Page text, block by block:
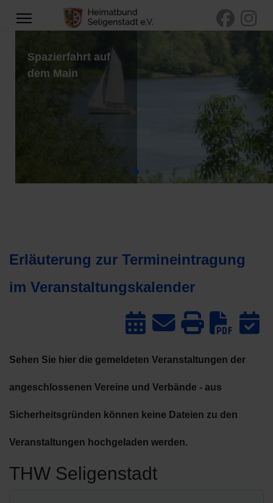
Spazierfahrt auf
dem Main
Erläuterung zur Termineintragung
im Veranstaltungskalender
Sehen Sie hier die gemeldeten Veranstaltungen der
angeschlossenen Vereine und Verbände - aus
Sicherheitsgründen können keine Dateien zu den
Veranstaltungen hochgeladen werden.
THW Seligenstadt